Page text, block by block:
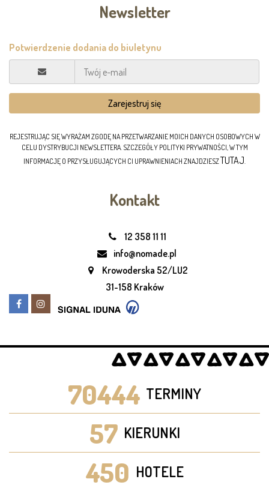
Newsletter
REJESTRUJĄC SIĘ WYRAŻAM ZGODĘ NA PRZETWARZANIE MOICH DANYCH OSOBOWYCH W
CELU DYSTRYBUCJI NEWSLETTERA. SZCZEGÓŁY POLITYKI PRYWATNOŚCI, W TYM
INFORMACJĘ O PRZYSŁUGUJĄCYCH CI UPRAWNIENIACH ZNAJDZIESZTUTAJ.
Kontakt
12 358 11 11
info@nomade.pl
Krowoderska 52/LU2
31-158 Kraków
70444 TERMINY
57 KIERUNKI
450 HOTELE